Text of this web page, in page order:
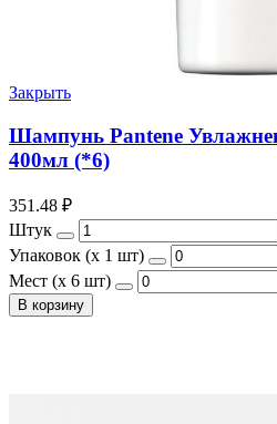
Закрыть
Шампунь Pantene
400мл (*6)
351.48 ₽
Штук
Упаковок (x 1 шт)
Мест (x 6 шт)
В корзину